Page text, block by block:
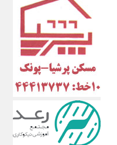
انرژی پرس
ای استخدام
ایتنا
ایراف
ایران آرت
ایران آنلاین
ایران زندگی
ایران فوری
ایرانی روز
ایرانیتال
ایرنا